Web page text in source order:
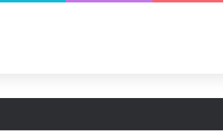
Saatleri